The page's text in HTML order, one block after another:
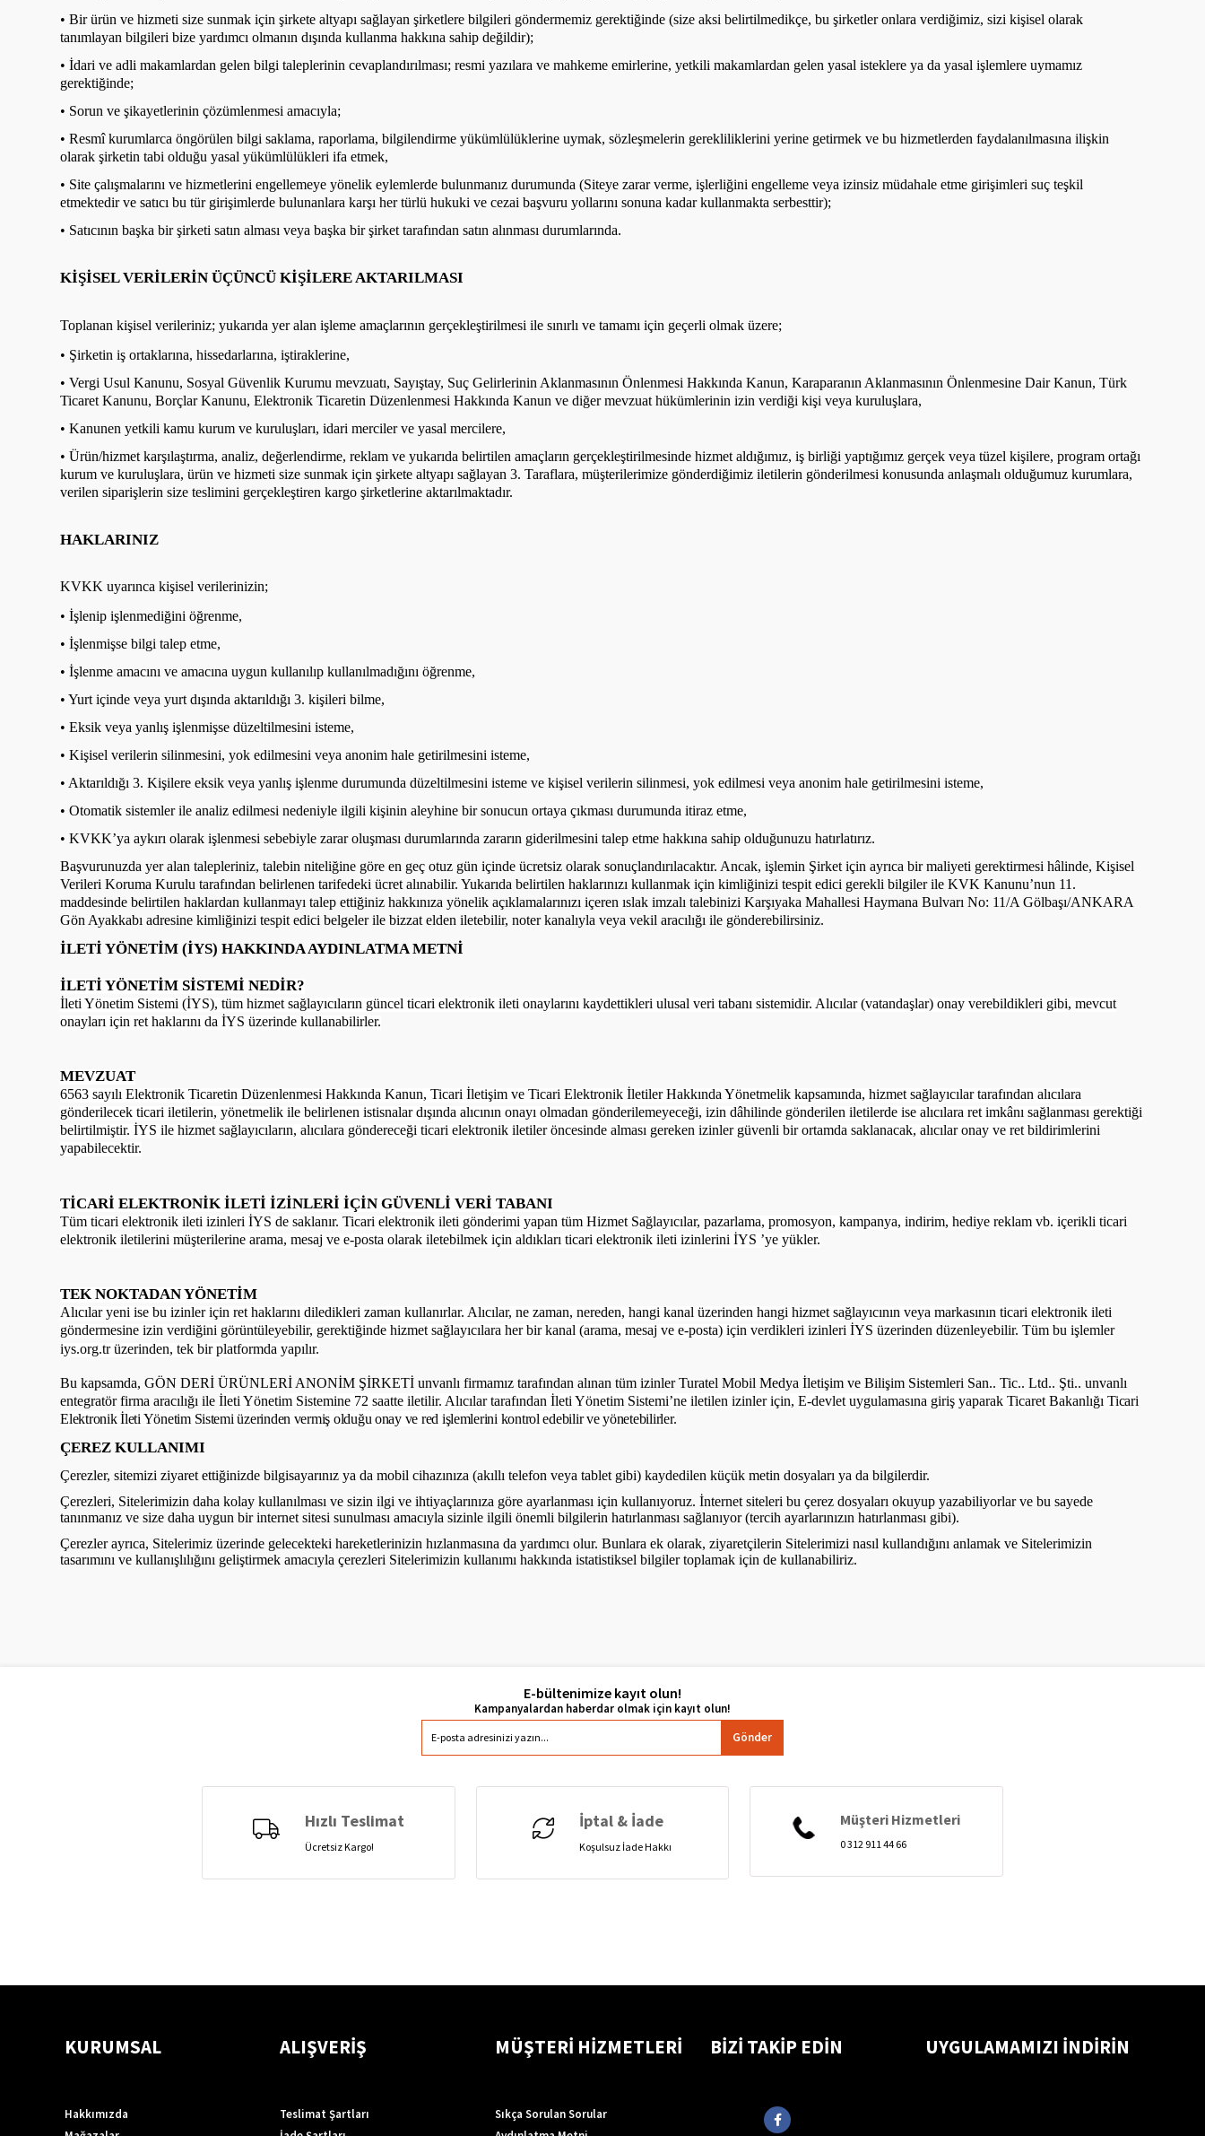
• Bir ürün ve hizmeti size sunmak için şirkete altyapı sağlayan şirketlere bilgileri göndermemiz gerektiğinde (size aksi belirtilmedikçe, bu şirketler onlara verdiğimiz, sizi kişisel olarak
tanımlayan bilgileri bize yardımcı olmanın dışında kullanma hakkına sahip değildir);
• İdari ve adli makamlardan gelen bilgi taleplerinin cevaplandırılması; resmi yazılara ve mahkeme emirlerine, yetkili makamlardan gelen yasal isteklere ya da yasal işlemlere uymamız
gerektiğinde;
• Sorun ve şikayetlerinin çözümlenmesi amacıyla;
• Resmî kurumlarca öngörülen bilgi saklama, raporlama, bilgilendirme yükümlülüklerine uymak, sözleşmelerin gerekliliklerini yerine getirmek ve bu hizmetlerden faydalanılmasına ilişkin
olarak şirketin tabi olduğu yasal yükümlülükleri ifa etmek,
• Site çalışmalarını ve hizmetlerini engellemeye yönelik eylemlerde bulunmanız durumunda (Siteye zarar verme, işlerliğini engelleme veya izinsiz müdahale etme girişimleri suç teşkil
etmektedir ve satıcı bu tür girişimlerde bulunanlara karşı her türlü hukuki ve cezai başvuru yollarını sonuna kadar kullanmakta serbesttir);
• Satıcının başka bir şirketi satın alması veya başka bir şirket tarafından satın alınması durumlarında.
KİŞİSEL VERİLERİN ÜÇÜNCÜ KİŞİLERE AKTARILMASI
Toplanan kişisel verileriniz; yukarıda yer alan işleme amaçlarının gerçekleştirilmesi ile sınırlı ve tamamı için geçerli olmak üzere;
• Şirketin iş ortaklarına, hissedarlarına, iştiraklerine,
• Vergi Usul Kanunu, Sosyal Güvenlik Kurumu mevzuatı, Sayıştay, Suç Gelirlerinin Aklanmasının Önlenmesi Hakkında Kanun, Karaparanın Aklanmasının Önlenmesine Dair Kanun, Türk
Ticaret Kanunu, Borçlar Kanunu, Elektronik Ticaretin Düzenlenmesi Hakkında Kanun ve diğer mevzuat hükümlerinin izin verdiği kişi veya kuruluşlara,
• Kanunen yetkili kamu kurum ve kuruluşları, idari merciler ve yasal mercilere,
• Ürün/hizmet karşılaştırma, analiz, değerlendirme, reklam ve yukarıda belirtilen amaçların gerçekleştirilmesinde hizmet aldığımız, iş birliği yaptığımız gerçek veya tüzel kişilere, program ortağı
kurum ve kuruluşlara, ürün ve hizmeti size sunmak için şirkete altyapı sağlayan 3. Taraflara, müşterilerimize gönderdiğimiz iletilerin gönderilmesi konusunda anlaşmalı olduğumuz kurumlara,
verilen siparişlerin size teslimini gerçekleştiren kargo şirketlerine aktarılmaktadır.
HAKLARINIZ
KVKK uyarınca kişisel verilerinizin;
• İşlenip işlenmediğini öğrenme,
• İşlenmişse bilgi talep etme,
• İşlenme amacını ve amacına uygun kullanılıp kullanılmadığını öğrenme,
• Yurt içinde veya yurt dışında aktarıldığı 3. kişileri bilme,
• Eksik veya yanlış işlenmişse düzeltilmesini isteme,
• Kişisel verilerin silinmesini, yok edilmesini veya anonim hale getirilmesini isteme,
• Aktarıldığı 3. Kişilere eksik veya yanlış işlenme durumunda düzeltilmesini isteme ve kişisel verilerin silinmesi, yok edilmesi veya anonim hale getirilmesini isteme,
• Otomatik sistemler ile analiz edilmesi nedeniyle ilgili kişinin aleyhine bir sonucun ortaya çıkması durumunda itiraz etme,
• KVKK’ya aykırı olarak işlenmesi sebebiyle zarar oluşması durumlarında zararın giderilmesini talep etme hakkına sahip olduğunuzu hatırlatırız.
Başvurunuzda yer alan talepleriniz, talebin niteliğine göre en geç otuz gün içinde ücretsiz olarak sonuçlandırılacaktır. Ancak, işlemin Şirket için ayrıca bir maliyeti gerektirmesi hâlinde, Kişisel
Verileri Koruma Kurulu tarafından belirlenen tarifedeki ücret alınabilir. Yukarıda belirtilen haklarınızı kullanmak için kimliğinizi tespit edici gerekli bilgiler ile KVK Kanunu’nun 11.
maddesinde belirtilen haklardan kullanmayı talep ettiğiniz hakkınıza yönelik açıklamalarınızı içeren ıslak imzalı talebinizi Karşıyaka Mahallesi Haymana Bulvarı No: 11/A Gölbaşı/ANKARA
Gön Ayakkabı adresine kimliğinizi tespit edici belgeler ile bizzat elden iletebilir, noter kanalıyla veya vekil aracılığı ile gönderebilirsiniz.
İLETİ YÖNETİM (İYS) HAKKINDA AYDINLATMA METNİ
İLETİ YÖNETİM SİSTEMİ NEDİR?
İleti Yönetim Sistemi (İYS), tüm hizmet sağlayıcıların güncel ticari elektronik ileti onaylarını kaydettikleri ulusal veri tabanı sistemidir. Alıcılar (vatandaşlar) onay verebildikleri gibi, mevcut
onayları için ret haklarını da İYS üzerinde kullanabilirler.
MEVZUAT
6563 sayılı Elektronik Ticaretin Düzenlenmesi Hakkında Kanun,Ticari İletişim ve Ticari Elektronik İletiler Hakkında Yönetmelik kapsamında, hizmet sağlayıcılar tarafından alıcılara
gönderilecek ticari iletilerin, yönetmelik ile belirlenen istisnalar dışında alıcının onayı olmadan gönderilemeyeceği, izin dâhilinde gönderilen iletilerde ise alıcılara ret imkânı sağlanması gerektiği
belirtilmiştir. İYS ile hizmet sağlayıcıların, alıcılara göndereceği ticari elektronik iletiler öncesinde alması gereken izinler güvenli bir ortamda saklanacak, alıcılar onay ve ret bildirimlerini
yapabilecektir.
TİCARİ ELEKTRONİK İLETİ İZİNLERİ İÇİN GÜVENLİ VERİ TABANI
Tüm ticari elektronik ileti izinleri İYS de saklanır. Ticari elektronik ileti gönderimi yapan tümHizmet Sağlayıcılar, pazarlama, promosyon, kampanya, indirim, hediye reklam vb. içerikli ticari
elektronik iletilerini müşterilerine arama, mesaj ve e-posta olarak iletebilmek için aldıkları ticari elektronik ileti izinlerini İYS ’ye yükler.
TEK NOKTADAN YÖNETİM
Alıcılar yeni ise bu izinler için ret haklarını diledikleri zaman kullanırlar. Alıcılar, ne zaman, nereden, hangi kanal üzerinden hangi hizmet sağlayıcının veya markasının ticari elektronik ileti
göndermesine izin verdiğini görüntüleyebilir, gerektiğinde hizmet sağlayıcılara her bir kanal (arama,mesaj vee-posta) için verdikleri izinleri İYS üzerinden düzenleyebilir. Tüm bu işlemler
iys.org.tr üzerinden, tek bir platformda yapılır.
Bu kapsamda,GÖN DERİ ÜRÜNLERİ ANONİM ŞİRKETİ unvanlı firmamız tarafından alınan tüm izinler Turatel Mobil Medya İletişim ve Bilişim Sistemleri San.. Tic.. Ltd.. Şti.. unvanlı
entegratör firma aracılığı ileİleti Yönetim Sistemine 72 saatte iletilir. Alıcılar tarafından İleti Yönetim Sistemi’ne iletilen izinler için, E-devlet uygulamasına giriş yaparak Ticaret BakanlığıTicari
Elektronik İleti Yönetim Sistemi üzerinden vermiş olduğu onay ve red işlemlerini kontrol edebilir ve yönetebilirler.
ÇEREZ KULLANIMI
Çerezler, sitemizi ziyaret ettiğinizde bilgisayarınız ya da mobil cihazınıza (akıllı telefon veya tablet gibi) kaydedilen küçük metin dosyaları ya da bilgilerdir.
Çerezleri, Sitelerimizin daha kolay kullanılması ve sizin ilgi ve ihtiyaçlarınıza göre ayarlanması için kullanıyoruz. İnternet siteleri bu çerez dosyaları okuyup yazabiliyorlar ve bu sayede
tanınmanız ve size daha uygun bir internet sitesi sunulması amacıyla sizinle ilgili önemli bilgilerin hatırlanması sağlanıyor (tercih ayarlarınızın hatırlanması gibi).
Çerezler ayrıca, Sitelerimiz üzerinde gelecekteki hareketlerinizin hızlanmasına da yardımcı olur. Bunlara ek olarak, ziyaretçilerin Sitelerimizi nasıl kullandığını anlamak ve Sitelerimizin
tasarımını ve kullanışlılığını geliştirmek amacıyla çerezleri Sitelerimizin kullanımı hakkında istatistiksel bilgiler toplamak için de kullanabiliriz.
E-bültenimize kayıt olun!
Gönder
Hızlı Teslimat
Ücretsiz Kargo!
İptal & İade
Koşulsuz İade Hakkı
Müşteri Hizmetleri
0 312 911 44 66
KURUMSAL
Hakkımızda
ALIŞVERİŞ
Teslimat Şartları
MÜŞTERİ HİZMETLERİ
Sıkça Sorulan Sorular
BİZİ TAKİP EDİN UYGULAMAMIZI İNDİRİN